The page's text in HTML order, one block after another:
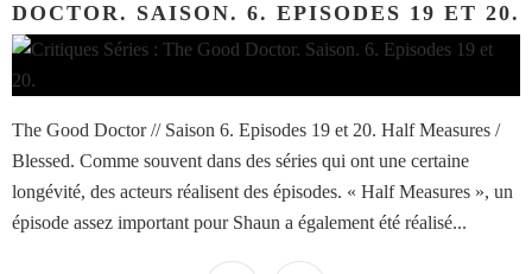
DOCTOR. SAISON. 6. EPISODES 19 ET 20.
The Good Doctor // Saison 6. Episodes 19 et 20. Half Measures /
Blessed. Comme souvent dans des séries qui ont une certaine
longévité, des acteurs réalisent des épisodes. « Half Measures », un
épisode assez important pour Shaun a également été réalisé...